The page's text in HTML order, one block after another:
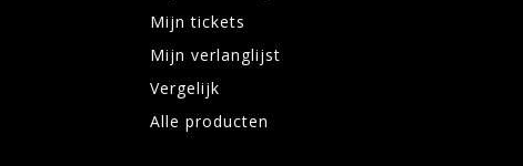
Mijn tickets
Mijn verlanglijst
Vergelijk
Alle producten